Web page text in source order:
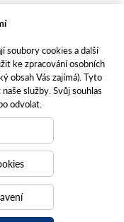
a.s.
a. s., se sídlem v
IČO 00544957,
oddíl B, vložka 138.
AGROFERT řízeného
a.s.,
2327/2, Chodov, 149 00
soubory cookies a další
ke zpracování osobních
obsah Vás zajímá). Tyto
služby. Svůj souhlas
odvolat.